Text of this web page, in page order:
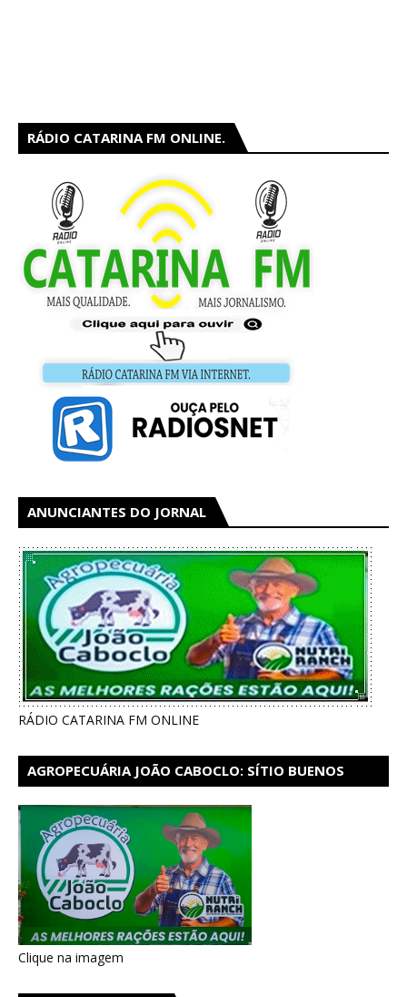
RÁDIO CATARINA FM ONLINE.
ANUNCIANTES DO JORNAL
RÁDIO CATARINA FM ONLINE
AGROPECUÁRIA JOÃO CABOCLO: SÍTIO BUENOS
Clique na imagem